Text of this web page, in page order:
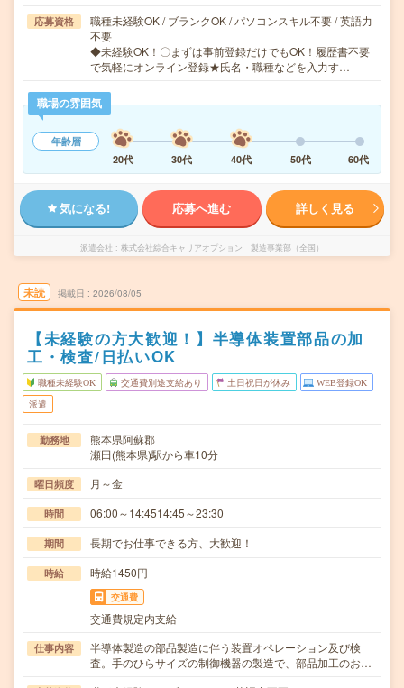
応募資格
職種未経験OK / ブランクOK / パソコンスキル不要 / 英語力
不要
◆未経験OK！〇まずは事前登録だけでもOK！履歴書不要
で気軽にオンライン登録★氏名・職種などを入力す…
職場の雰囲気
年齢層
20代
30代 40代 50代 60代
気になる! 応募へ進む 詳しく見る
派遣会社 株式会社綜合キャリアオプション 製造事業部（全国）
未読 掲載日 2026/08/05
【未経験の方大歓迎！】半導体装置部品の加
工・検査/日払いOK
職種未経験OK 交通費別途支給あり 土日祝日が休み WEB登録OK
派遣
勤務地
熊本県阿蘇郡
瀬田(熊本県)駅から車10分
曜日頻度 月～金
時間 06:00～14:4514:45～23:30
期間 長期でお仕事できる方、大歓迎！
時給 時給1450円
交通費
交通費規定内支給
仕事内容
半導体製造の部品製造に伴う装置オペレーション及び検
査。手のひらサイズの制御機器の製造で、部品加工のお…